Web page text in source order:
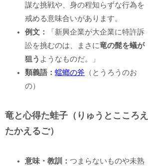
謀な挑戦や、身の程知らずな行為を
戒める意味合いがあります。
例文：
「新興企業が大企業に特許訴
訟を挑むのは、まさに竜の髭を蟻が
狙う ようなものだ。」
類義語：蟷螂の斧 （とうろうのお
の）
竜と心得た蛙子（りゅうとこころえ
たかえるご）
意味・教訓：つまらないものや未熟